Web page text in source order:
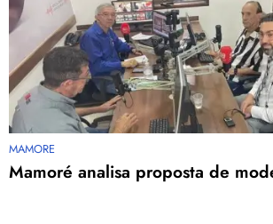
MAMORE
Mamoré analisa proposta de